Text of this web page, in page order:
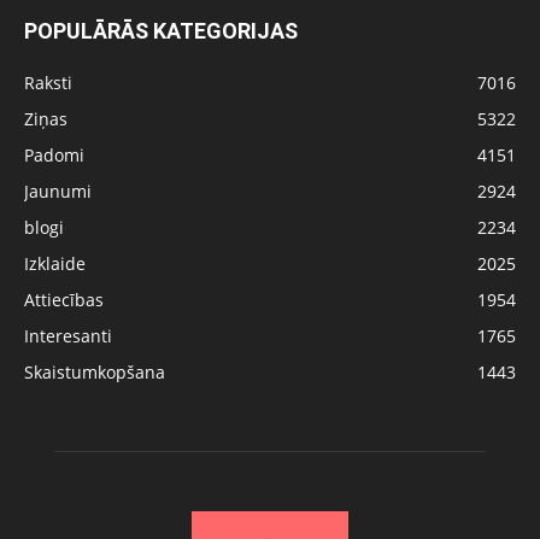
POPULĀRĀS KATEGORIJAS
Raksti
7016
Ziņas
5322
Padomi
4151
Jaunumi
2924
blogi
2234
Izklaide
2025
Attiecības
1954
Interesanti
1765
Skaistumkopšana
1443